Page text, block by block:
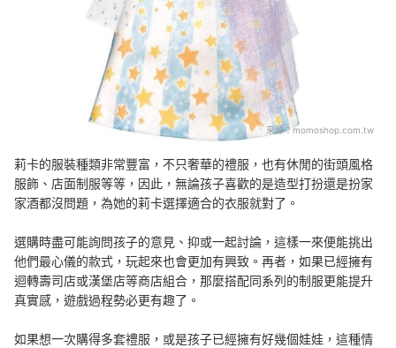
來源： momoshop.com.tw
莉卡的服裝種類非常豐富，不只奢華的禮服，也有休閒的街頭風格
服飾、店面制服等等，因此，無論孩子喜歡的是造型打扮還是扮家
家酒都沒問題，為她的莉卡選擇適合的衣服就對了。
選購時盡可能詢問孩子的意見、抑或一起討論，這樣一來便能挑出
他們最心儀的款式，玩起來也會更加有興致。再者，如果已經擁有
迴轉壽司店或漢堡店等商店組合，那麼搭配同系列的制服更能提升
真實感，遊戲過程勢必更有趣了。
如果想一次購得多套禮服，或是孩子已經擁有好幾個娃娃，這種情